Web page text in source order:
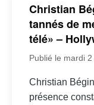
Christian
tannés de
télé» –
Publié le mardi
Christian
présence